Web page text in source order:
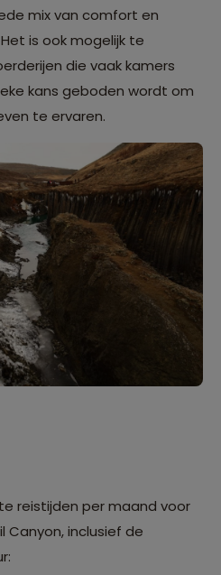
mix van comfort en
is ook mogelijk te
die vaak kamers
kans geboden wordt om
te ervaren.
reistijden per maand voor
Canyon, inclusief de